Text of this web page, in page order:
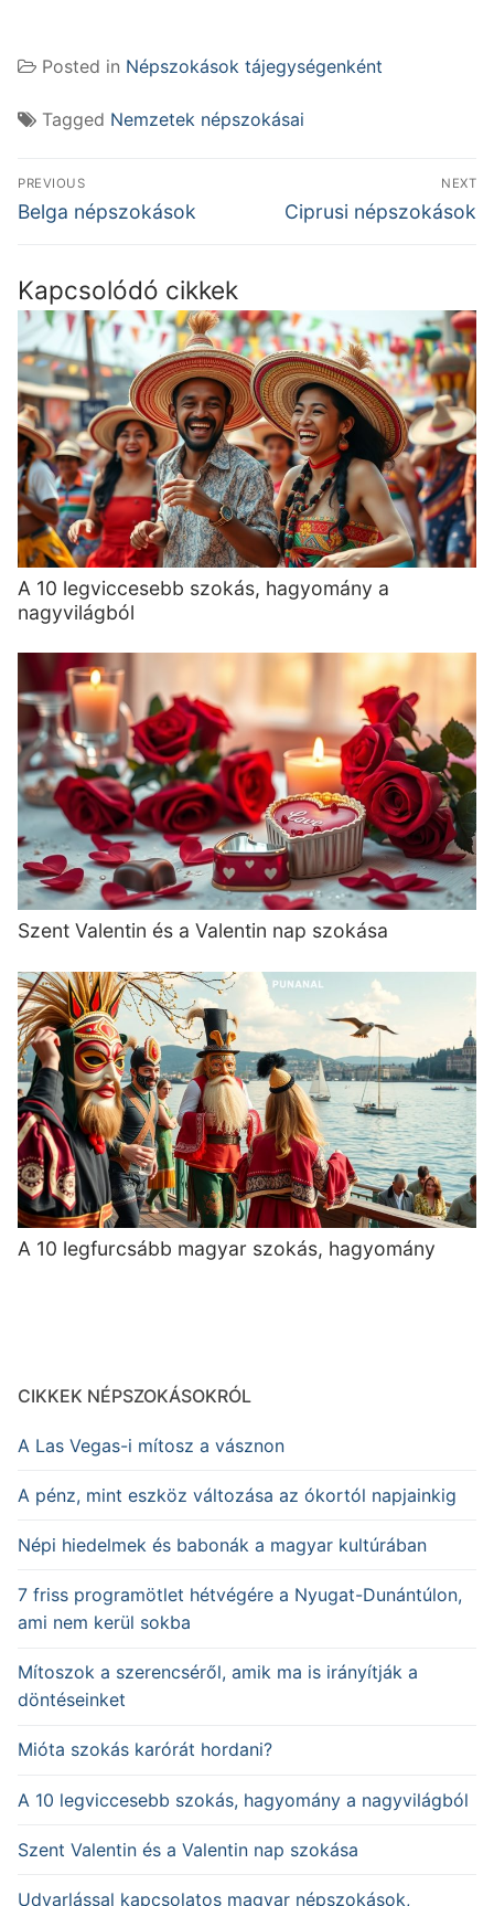
Posted in Népszokások tájegységenként
Tagged Nemzetek népszokásai
Bejegyzés
navigáció
PREVIOUS
Previous
Belga népszokások
NEXT
Next
Ciprusi népszokások
Kapcsolódó cikkek
A 10 legviccesebb szokás, hagyomány a
nagyvilágból
Szent Valentin és a Valentin nap szokása
A 10 legfurcsább magyar szokás, hagyomány
CIKKEK NÉPSZOKÁSOKRÓL
A Las Vegas-i mítosz a vásznon
A pénz, mint eszköz változása az ókortól napjainkig
Népi hiedelmek és babonák a magyar kultúrában
7 friss programötlet hétvégére a Nyugat-Dunántúlon,
ami nem kerül sokba
Mítoszok a szerencséről, amik ma is irányítják a
döntéseinket
Mióta szokás karórát hordani?
A 10 legviccesebb szokás, hagyomány a nagyvilágból
Szent Valentin és a Valentin nap szokása
Udvarlással kapcsolatos magyar népszokások,